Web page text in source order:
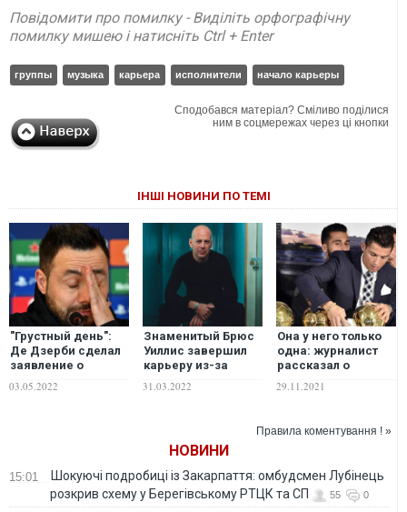
Повідомити про помилку - Виділіть орфографічну
помилку мишею і натисніть Ctrl + Enter
группы музыка карьера исполнители начало карьеры
Сподобався матеріал? Сміливо поділися
ним в соцмережах через ці кнопки
ІНШІ НОВИНИ ПО ТЕМІ
"Грустный день":
Де Дзерби сделал
заявление о
дальнейшей
карьере в
03.05.2022
Знаменитый Брюс
Уиллис завершил
карьеру из-за
расстройства речи
31.03.2022
Она у него только
одна: журналист
рассказал о
главной цели
Роналду в карьере
29.11.2021
Правила коментування ! »
НОВИНИ
15:01
Шокуючі подробиці із Закарпаття: омбудсмен Лубінець
розкрив схему у Берегівському РТЦК та СП
55 0